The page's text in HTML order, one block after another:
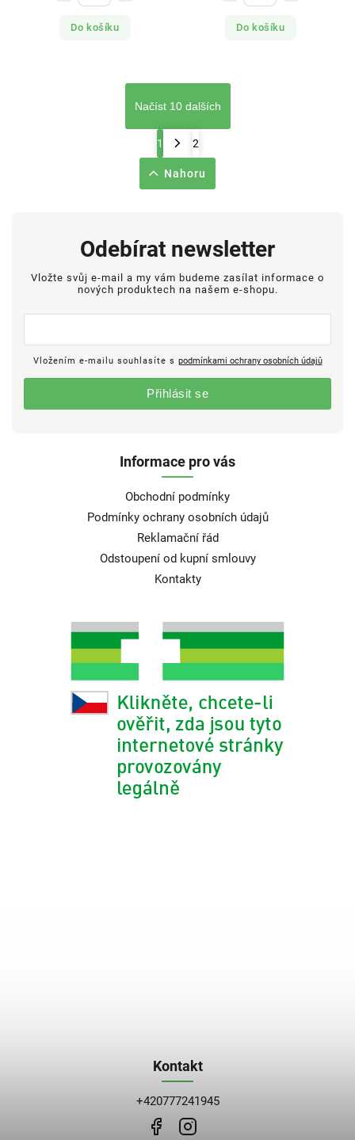
Do košíku Do košíku
Načíst 10 dalších
1 2
Nahoru
Informace pro vás
Obchodní podmínky
Podmínky ochrany osobních údajů
Reklamační řád
Odstoupení od kupní smlouvy
Kontakty
Odebírat newsletter
Vložte svůj e-mail a my vám budeme zasílat informace o
nových produktech na našem e-shopu.
Vložením e-mailu souhlasíte s podmínkami ochrany osobních údajů
Přihlásit se
Kontakt
+420777241945